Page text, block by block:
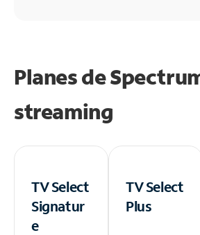
Planes de
streaming
TV Select
Signatur
e
TV Select
Plus